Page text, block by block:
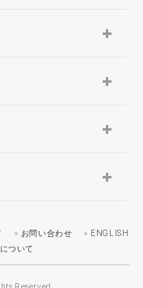
お問い合わせ
ENGLISH
ついて